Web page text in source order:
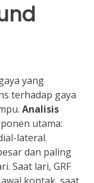
yang
terhadap gaya
Analisis
utama:
lateral.
dan paling
Saat lari, GRF
kontak, saat